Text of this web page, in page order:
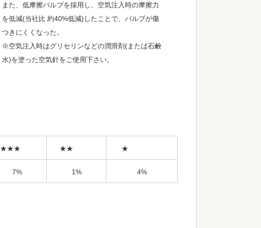
また、低摩擦バルブを採用し、空気注入時の摩擦力
を低減(当社比 約40%低減)したことで、バルブが傷
つきにくくなった。
※空気注入時はグリセリンなどの潤滑剤(または石鹸
水)を塗った空気針をご使用下さい。
★★★ ★★ ★
7% 1% 4%